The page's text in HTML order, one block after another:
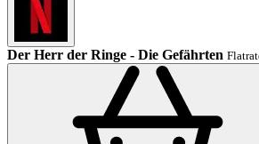
Der Herr der Ringe - Die Gefährten